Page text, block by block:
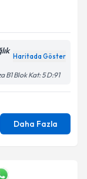
Haritada Göster
B1 Blok Kat: 5 D:91
Daha Fazla